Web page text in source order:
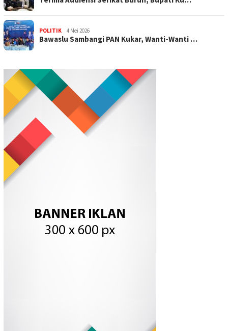
POLITIK 4 Mei 2026
Bawaslu Sambangi PAN Kukar, Wanti-Wanti …